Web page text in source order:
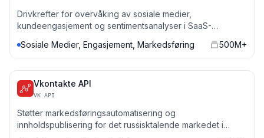
Drivkrefter for overvåking av sosiale medier,
kundeengasjement og sentimentsanalyser i SaaS-
Sosiale Medier, Engasjement, Markedsføring 500M+
Vkontakte API
VK API
Støtter markedsføringsautomatisering og
innholdspublisering for det russisktalende markedet i